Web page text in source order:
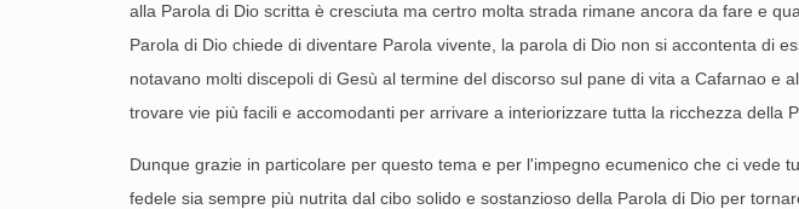
alla Parola di Dio scritta è cresciuta ma certro molta strada rimane ancora da fare e
Parola di Dio chiede di diventare Parola vivente, la parola di Dio non si accontenta di
notavano molti discepoli di Gesù al termine del discorso sul pane di vita a Cafarnao
trovare vie più facili e accomodanti per arrivare a interiorizzare tutta la ricchezza della
Dunque grazie in particolare per questo tema e per l'impegno ecumenico che ci
fedele sia sempre più nutrita dal cibo solido e sostanzioso della Parola di Dio per